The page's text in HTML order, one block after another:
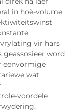
in hoë-volume
vir hars
word
eenvormige
wat
voordele